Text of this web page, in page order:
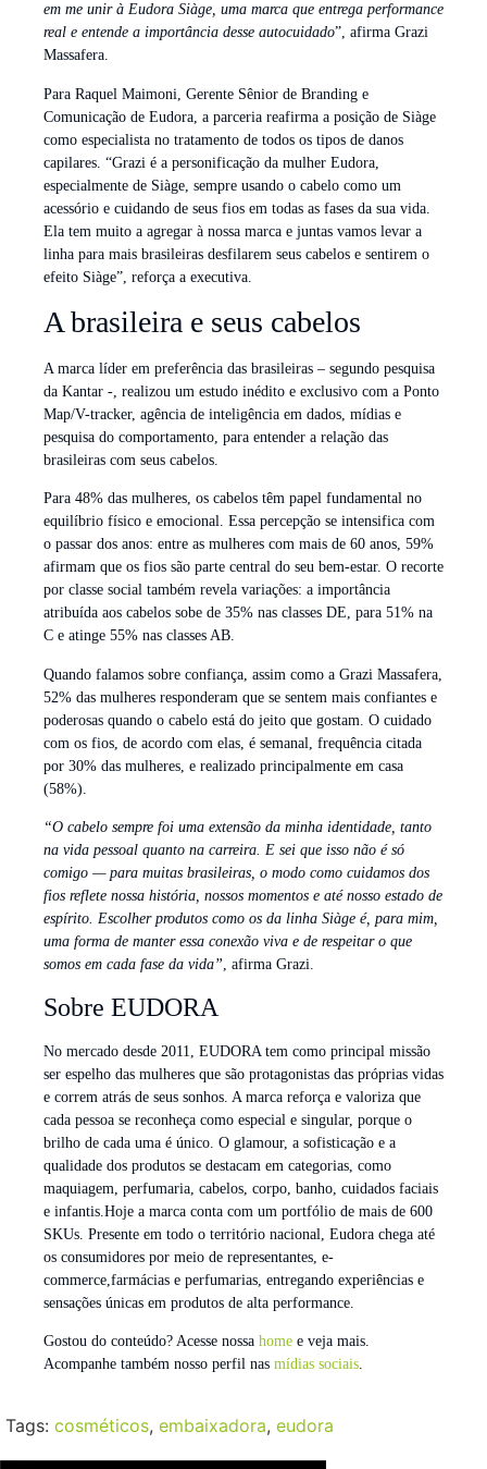
em me unir à Eudora Siàge, uma marca que entrega performance
real e entende a importância desse autocuidado”, afirma Grazi
Massafera.
Para Raquel Maimoni, Gerente Sênior de Branding e
Comunicação de Eudora, a parceria reafirma a posição de Siàge
como especialista no tratamento de todos os tipos de danos
capilares. “Grazi é a personificação da mulher Eudora,
especialmente de Siàge, sempre usando o cabelo como um
acessório e cuidando de seus fios em todas as fases da sua vida.
Ela tem muito a agregar à nossa marca e juntas vamos levar a
linha para mais brasileiras desfilarem seus cabelos e sentirem o
efeito Siàge”, reforça a executiva.
A brasileira e seus cabelos
A marca líder em preferência das brasileiras – segundo pesquisa
da Kantar -, realizou um estudo inédito e exclusivo com a Ponto
Map/V-tracker, agência de inteligência em dados, mídias e
pesquisa do comportamento, para entender a relação das
brasileiras com seus cabelos.
Para 48% das mulheres, os cabelos têm papel fundamental no
equilíbrio físico e emocional. Essa percepção se intensifica com
o passar dos anos: entre as mulheres com mais de 60 anos, 59%
afirmam que os fios são parte central do seu bem-estar. O recorte
por classe social também revela variações: a importância
atribuída aos cabelos sobe de 35% nas classes DE, para 51% na
C e atinge 55% nas classes AB.
Quando falamos sobre confiança, assim como a Grazi Massafera,
52% das mulheres responderam que se sentem mais confiantes e
poderosas quando o cabelo está do jeito que gostam. O cuidado
com os fios, de acordo com elas, é semanal, frequência citada
por 30% das mulheres, e realizado principalmente em casa
(58%).
“O cabelo sempre foi uma extensão da minha identidade, tanto
na vida pessoal quanto na carreira. E sei que isso não é só
comigo — para muitas brasileiras, o modo como cuidamos dos
fios reflete nossa história, nossos momentos e até nosso estado de
espírito. Escolher produtos como os da linha Siàge é, para mim,
uma forma de manter essa conexão viva e de respeitar o que
somos em cada fase da vida”, afirma Grazi.
Sobre EUDORA
No mercado desde 2011, EUDORA tem como principal missão
ser espelho das mulheres que são protagonistas das próprias vidas
e correm atrás de seus sonhos. A marca reforça e valoriza que
cada pessoa se reconheça como especial e singular, porque o
brilho de cada uma é único. O glamour, a sofisticação e a
qualidade dos produtos se destacam em categorias, como
maquiagem, perfumaria, cabelos, corpo, banho, cuidados faciais
e infantis.Hoje a marca conta com um portfólio de mais de 600
SKUs. Presente em todo o território nacional, Eudora chega até
os consumidores por meio de representantes, e-
commerce,farmácias e perfumarias, entregando experiências e
sensações únicas em produtos de alta performance.
Gostou do conteúdo? Acesse nossa home e veja mais.
Acompanhe também nosso perfil nas mídias sociais
Tags: cosméticos, embaixadora, eudora